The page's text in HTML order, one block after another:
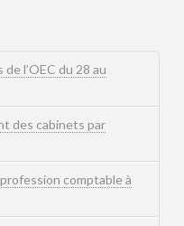
l’OEC du 28 au
des cabinets par
comptable à